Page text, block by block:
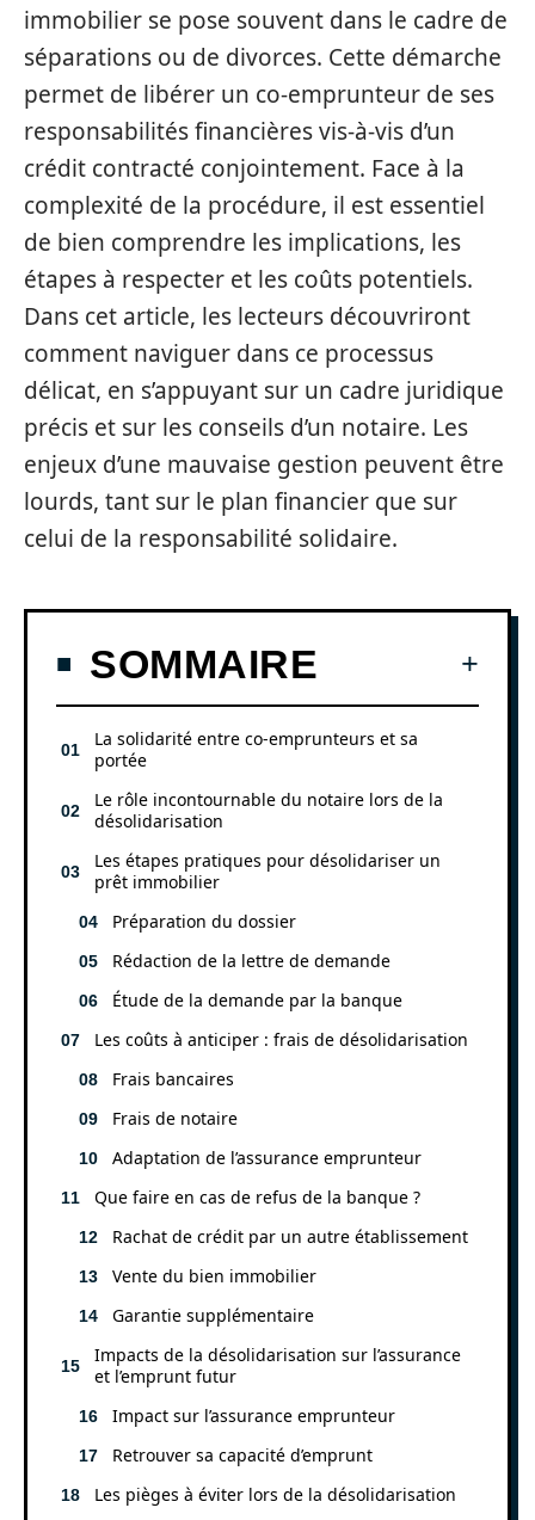
immobilier se pose souvent dans le cadre de
séparations ou de divorces. Cette démarche
permet de libérer un co-emprunteur de ses
responsabilités financières vis-à-vis d’un
crédit contracté conjointement. Face à la
complexité de la procédure, il est essentiel
de bien comprendre les implications, les
étapes à respecter et les coûts potentiels.
Dans cet article, les lecteurs découvriront
comment naviguer dans ce processus
délicat, en s’appuyant sur un cadre juridique
précis et sur les conseils d’un notaire. Les
enjeux d’une mauvaise gestion peuvent être
lourds, tant sur le plan financier que sur
celui de la responsabilité solidaire.
SOMMAIRE
La solidarité entre co-emprunteurs et sa
portée
Le rôle incontournable du notaire lors de la
désolidarisation
Les étapes pratiques pour désolidariser un
prêt immobilier
Préparation du dossier
Rédaction de la lettre de demande
Étude de la demande par la banque
Les coûts à anticiper : frais de désolidarisation
Frais bancaires
Frais de notaire
Adaptation de l’assurance emprunteur
Que faire en cas de refus de la banque ?
Rachat de crédit par un autre établissement
Vente du bien immobilier
Garantie supplémentaire
Impacts de la désolidarisation sur l’assurance
et l’emprunt futur
Impact sur l’assurance emprunteur
Retrouver sa capacité d’emprunt
Les pièges à éviter lors de la désolidarisation